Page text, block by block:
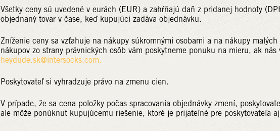
Všetky ceny sú uvedené v eurách (EUR) a zahŕňajú daň z pridanej hodnoty
objednaný tovar v čase, keď kupujúci zadáva objednávku.
Zníženie ceny sa vzťahuje na nákupy súkromnými osobami a na nákupy
nákupov zo strany právnických osôb vám poskytneme ponuku na mieru, ak
heydude.sk@intersocks.com.
Poskytovateľ si vyhradzuje právo na zmenu cien.
V prípade, že sa cena položky počas spracovania objednávky zmení,
ale môže ponúknuť kupujúcemu riešenie, ktoré je prijateľné pre poskytovateľa